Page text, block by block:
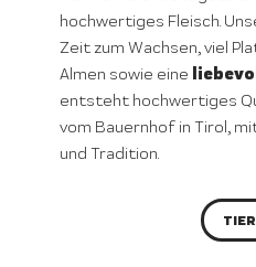
hochwertiges Fleisch.
Zeit zum Wachsen, viel
Almen sowie eine
entsteht hochwertiges
vom Bauernhof in Tirol,
und Tradition.